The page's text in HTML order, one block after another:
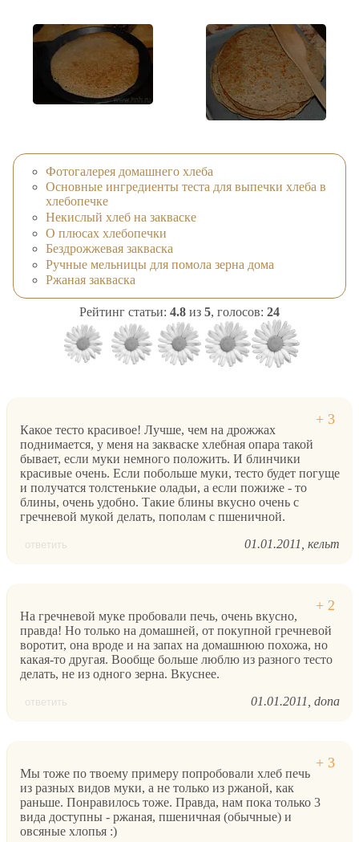
Фотогалерея домашнего хлеба
Основные ингредиенты теста для выпечки хлеба в
хлебопечке
Некислый хлеб на закваске
О плюсах хлебопечки
Бездрожжевая закваска
Ручные мельницы для помола зерна дома
Ржаная закваска
Рейтинг статьи: 4.8 из 5, голосов: 24
Какое тесто красивое! Лучше, чем на дрожжах
поднимается, у меня на закваске хлебная опара такой
бывает, если муки немного положить. И блинчики
красивые очень. Если побольше муки, тесто будет погуще
и получатся толстенькие оладьи, а если пожиже - то
блины, очень удобно. Такие блины вкусно очень с
гречневой мукой делать, пополам с пшеничной.
ответить 01.01.2011 кельт
На гречневой муке пробовали печь, очень вкусно,
правда! Но только на домашней, от покупной гречневой
воротит, она вроде и на запах на домашнюю похожа, но
какая-то другая. Вообще больше люблю из разного тесто
делать, не из одного зерна. Вкуснее.
ответить 01.01.2011 dona
Мы тоже по твоему примеру попробовали хлеб печь
из разных видов муки, а не только из ржаной, как
раньше. Понравилось тоже. Правда, нам пока только 3
вида доступны - ржаная, пшеничная (обычные) и
овсяные хлопья :)